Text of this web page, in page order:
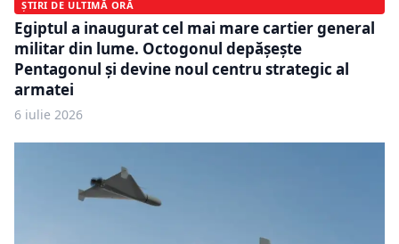
ȘTIRI DE ULTIMĂ ORĂ
Egiptul a inaugurat cel mai mare cartier general
militar din lume. Octogonul depășește
Pentagonul și devine noul centru strategic al
armatei
6 iulie 2026